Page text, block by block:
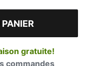
gratuite!
commandes